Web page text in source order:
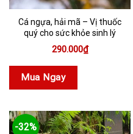
Cá ngựa, hải mã – Vị thuốc
quý cho sức khỏe sinh lý
290.000₫
Mua Ngay
-32%